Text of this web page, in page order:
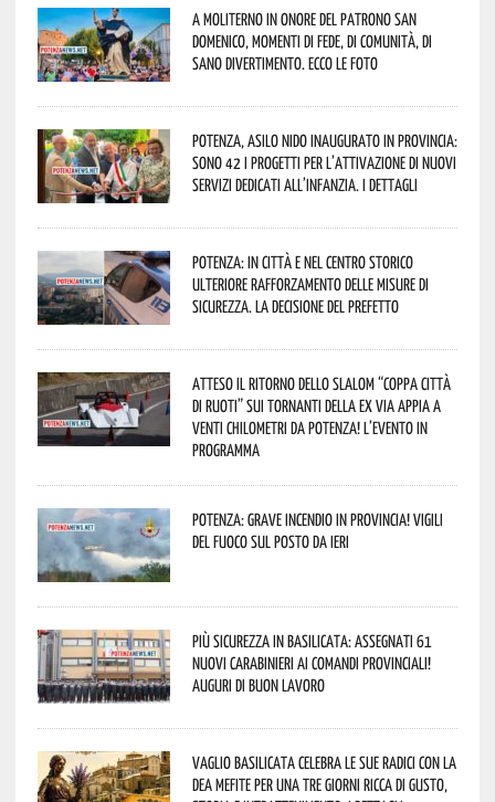
A Moliterno in onore del Patrono San
Domenico, momenti di fede, di comunità, di
sano divertimento. Ecco le foto
Potenza, asilo nido inaugurato in provincia:
sono 42 i progetti per l’attivazione di nuovi
servizi dedicati all’infanzia. I dettagli
Potenza: in città e nel centro storico
ulteriore rafforzamento delle misure di
sicurezza. La decisione del Prefetto
Atteso il ritorno dello slalom “Coppa Città
di Ruoti” sui tornanti della ex via Appia a
venti chilometri da Potenza! L’evento in
programma
Potenza: grave incendio in Provincia! Vigili
del fuoco sul posto da ieri
Più sicurezza in Basilicata: assegnati 61
nuovi Carabinieri ai Comandi provinciali!
Auguri di buon lavoro
Vaglio Basilicata celebra le sue radici con la
Dea Mefite per una tre giorni ricca di gusto,